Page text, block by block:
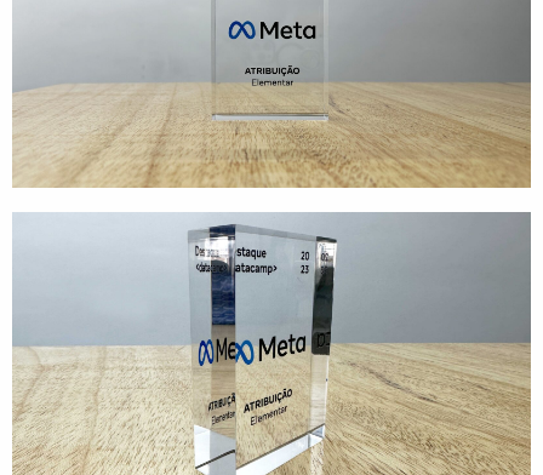
Suporte de Evento
Sacolas
Produtos
Prontos para vestir
Carteiras
Tecnologia